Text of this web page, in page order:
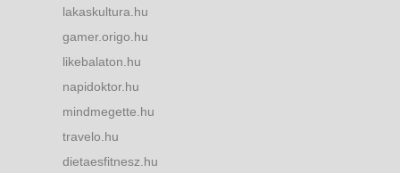
lakaskultura.hu
gamer.origo.hu
likebalaton.hu
napidoktor.hu
mindmegette.hu
travelo.hu
dietaesfitnesz.hu